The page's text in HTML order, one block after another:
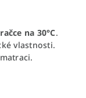
na 30°C.
vlastnosti.